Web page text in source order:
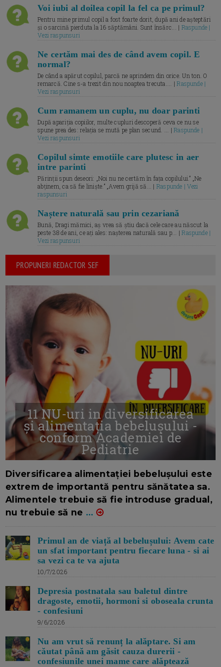
Voi iubi al doilea copil la fel ca pe primul?
Pentru mine primul copil a fost foarte dorit, după ani de așteptări
și o sarcină pierduta la 16 săptămâni. Sunt însărc... | Raspunde |
Vezi raspunsuri
Ne certăm mai des de când avem copil. E
normal?
De când a apărut copilul, parcă ne aprindem din orice. Un ton. O
remarcă. Cine s-a trezit din nou noaptea trecuta.... |Raspunde |
Vezi raspunsuri
Cum ramanem un cuplu, nu doar parinti
După apariția copiilor, multe cupluri descoperă ceva ce nu se
spune prea des: relația se mută pe plan secund. ... |Raspunde |
Vezi raspunsuri
Copilul simte emotiile care plutesc in aer
intre parinti
Părinții spun deseori: „Noi nu ne certăm în fața copilului.” „Ne
abținem, ca să fie liniște.” „Avem grijă să... | Raspunde | Vezi
raspunsuri
Naștere naturală sau prin cezariană
Bună, Dragi mămici, aș vrea să știu dacă cele care au născut la
peste 38 de ani, ce ați ales: nașterea naturală sau p... |Raspunde |
Vezi raspunsuri
PROPUNERI REDACTOR SEF
11 NU-uri in diversificarea
și alimentația bebelușului -
conform Academiei de
Pediatrie
Diversificarea alimentației bebelușului este
extrem de importantă pentru sănătatea sa.
Alimentele trebuie să fie introduse gradual,
nu trebuie să ne ...
Primul an de viață al bebelușului: Avem cate
un sfat important pentru fiecare luna - si ai
sa vezi ca te va ajuta
10/7/2026
Depresia postnatala sau baletul dintre
dragoste, emotii, hormoni si oboseala crunta
- confesiuni
9/6/2026
Nu am vrut să renunț la alăptare. Si am
căutat până am găsit cauza durerii -
confesiunile unei mame care alăptează